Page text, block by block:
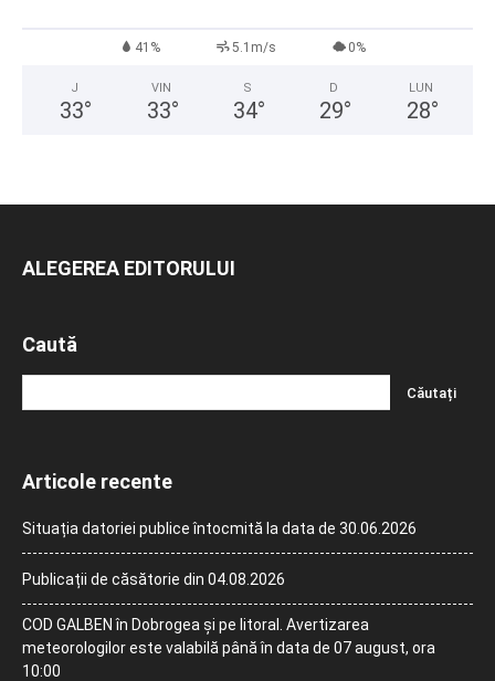
41% 5.1m/s 0%
J
33°
VIN
33°
S
34°
D
29°
LUN
28°
ALEGEREA EDITORULUI
Caută
Articole recente
Situația datoriei publice întocmită la data de 30.06.2026
Publicații de căsătorie din 04.08.2026
COD GALBEN în Dobrogea și pe litoral. Avertizarea
meteorologilor este valabilă până în data de 07 august, ora
10:00